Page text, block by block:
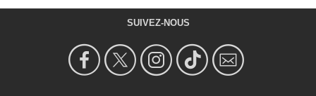
SUIVEZ-NOUS